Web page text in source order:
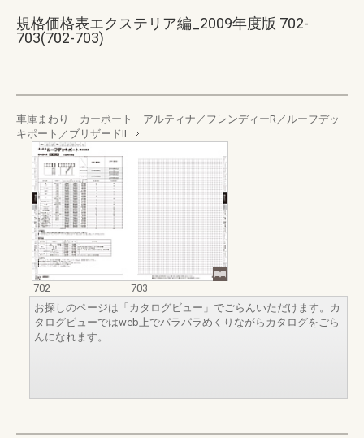
規格価格表エクステリア編_2009年度版 702-
703(702-703)
車庫まわり カーポート アルティナ／フレンディーR／ルーフデッ
キポート／ブリザードⅡ
702
703
お探しのページは「カタログビュー」でごらんいただけます。カ
タログビューではweb上でパラパラめくりながらカタログをごら
んになれます。